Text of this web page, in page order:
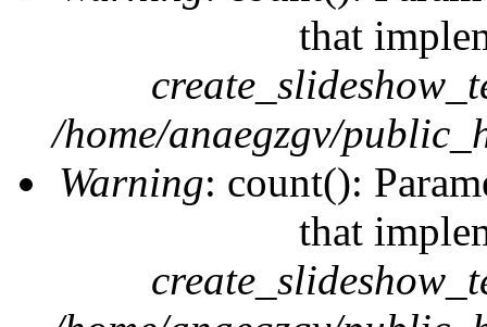
that
/home/anaegzgv/
Warning: count():
that